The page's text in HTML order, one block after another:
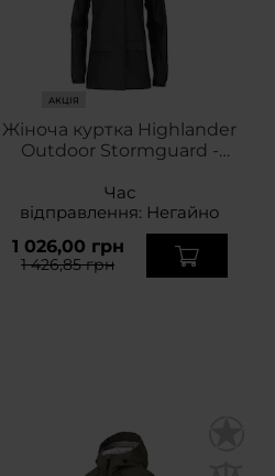
АКЦІЯ
Жіноча куртка Highlander
Outdoor Stormguard -
Час
відправлення: Негайно
1 026,00 грн
1 426,85 грн